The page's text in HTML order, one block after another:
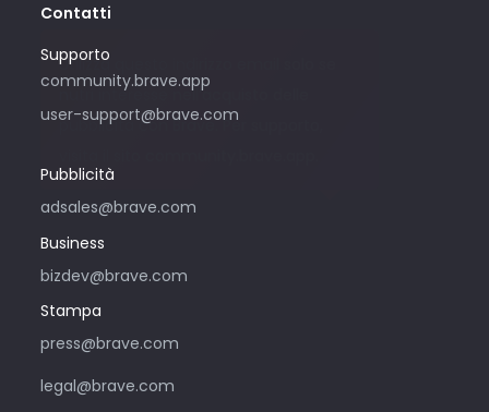
Contatti
Supporto
community.brave.app
user-support@brave.com
Pubblicità
adsales@brave.com
Utilizza questo indirizzo email solo se
nutri interesse nell’acquisto delle
pubblicità con Brave. Per supporto,
Business
bizdev@brave.com
Stampa
press@brave.com
legal@brave.com